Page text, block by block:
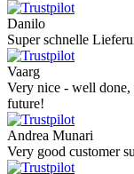
Danilo
Super schnelle
Vaarg
Very nice - well
future!
Andrea Munari
Very good customer